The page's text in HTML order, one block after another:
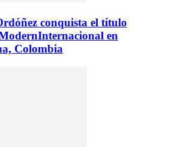
conquista el título
en
Colombia